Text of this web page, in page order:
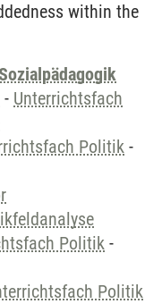
within the
- Unterrichtsfach
Politik -
Politik -
Politik